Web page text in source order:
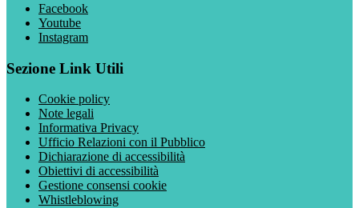
Facebook
Youtube
Instagram
Sezione Link Utili
Cookie policy
Note legali
Informativa Privacy
Ufficio Relazioni con il Pubblico
Dichiarazione di accessibilità
Obiettivi di accessibilità
Gestione consensi cookie
Whistleblowing